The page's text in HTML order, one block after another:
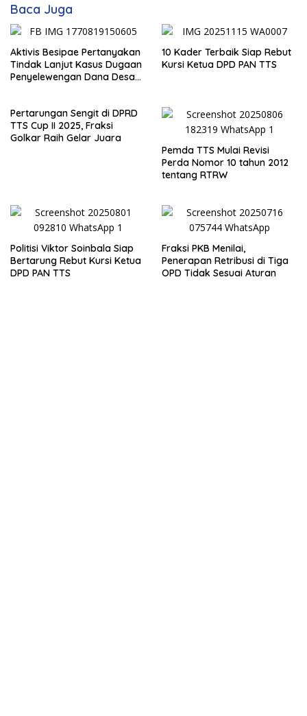
Baca Juga
Aktivis Besipae Pertanyakan
Tindak Lanjut Kasus Dugaan
Penyelewengan Dana Desa
10 Kader Terbaik Siap Rebut
Kursi Ketua DPD PAN TTS
Pertarungan Sengit di DPRD
TTS Cup II 2025, Fraksi
Golkar Raih Gelar Juara
Pemda TTS Mulai Revisi
Perda Nomor 10 tahun 2012
tentang RTRW
Politisi Viktor Soinbala Siap
Bertarung Rebut Kursi Ketua
DPD PAN TTS
Fraksi PKB Menilai,
Penerapan Retribusi di Tiga
OPD Tidak Sesuai Aturan